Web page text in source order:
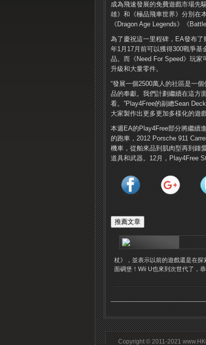
成為飛速發展的免費遊戲市場先
雄》和《極品飛車世界》分別在
《Dragon Age Legends》《
為了慶祝這一里程碑，EA發布
年1月17月前可以獲得300戰爭
品。而《Need For Speed》玩
升級和大量零件。
“發展一個2500萬人的社區是一
品的奉獻。我們計劃繼續在這方
看。”Play4Free的副總Sean
大家製作出更多更加多樣化的遊
本週EA的Play4Free部分將繼續
的跑車，2012 Porsche 911
機車，從舶來品到肌肉型再到鍾
道具和武器。12月，Play4Free
杖》，並表示以前的遊戲還是在
面碉堡！Wii U也來到次世代了，
Copyright © 2011-2021